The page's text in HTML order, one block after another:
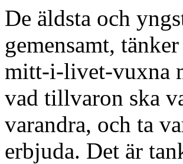
De äldsta och
gemensamt,
mitt-i-livet-vuxna
vad tillvaron ska
varandra, och ta
erbjuda. Det är